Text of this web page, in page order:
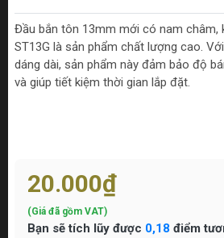
Đầu bắn tôn 13mm mới có nam châm,
ST13G là sản phẩm chất lượng cao.
dáng dài, sản phẩm này đảm bảo độ
và giúp tiết kiệm thời gian lắp đặt.
20.000₫
(Giá đã gồm VAT)
Bạn sẽ tích lũy được 0,18 điểm